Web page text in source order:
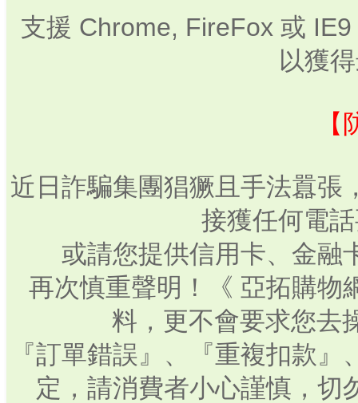
支援 Chrome, FireFox 或
以獲
近日詐騙集團猖獗且手法囂張
接獲任何電
或請您提供信用卡、金融
再次慎重聲明！《 亞拓購物
料，更不會要求您去
『訂單錯誤』、『重複扣款
定，請消費者小心謹慎，切